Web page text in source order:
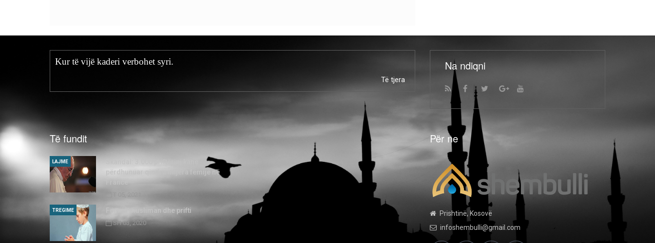
Kur të vijë kaderi verbohet syri.
Të tjera
Na ndiqni
Të fundit
përdhunuar qindra mijëra fëmijë në
LAJME
Fëmija musliman dhe prifti
SH 03, 2020
TREGIME
Për ne
Prishtinë, Kosovë
infoshembulli@gmail.com